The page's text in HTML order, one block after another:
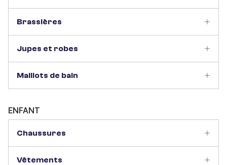
Brassières
Jupes et robes
Maillots de bain
ENFANT
Chaussures
Vêtements